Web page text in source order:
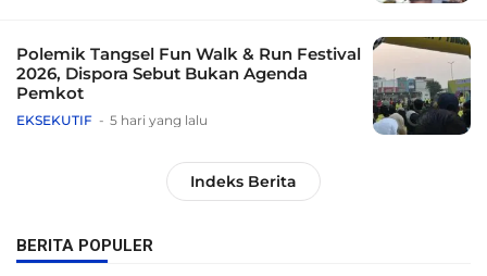
Polemik Tangsel Fun Walk & Run Festival
2026, Dispora Sebut Bukan Agenda
Pemkot
EKSEKUTIF 5 hari yang lalu
Indeks Berita
BERITA POPULER